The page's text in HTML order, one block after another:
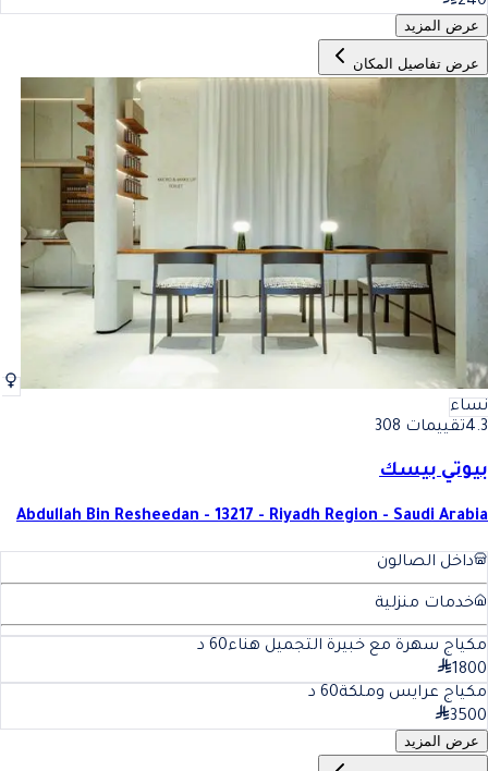
عرض المزيد
عرض تفاصيل المكان
نساء
4.3تقييمات 308
بيوتي بيسك
Abdullah Bin Resheedan - 13217 - Riyadh Region - Saudi Arabia
داخل الصالون
خدمات منزلية
مكياج سهرة مع خبيرة التجميل هناء60 د
1800
مكياج عرايس وملكة60 د
3500
عرض المزيد